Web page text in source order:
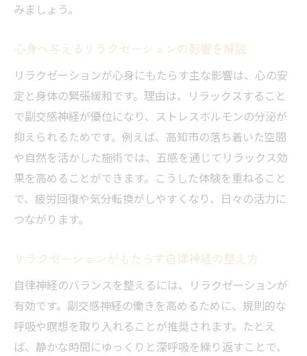
類
案
口コミで話題のリラクゼーション体験を紹
介
疲労回復へ導くセルフケアの方法を解説
疲労回復に役立つリラクゼーションセルフ
ケア
呼吸法や瞑想を活用したリラクゼーション
セルフマッサージによるリラクゼーション
効果
ストレッチとリラクゼーションの組み合わ
せ術
みましょう。
心身へ与えるリラクゼーションの影響を解説
リラクゼーションが心身にもたらす主な影響は、心の安
定と身体の緊張緩和です。理由は、リラックスすること
で副交感神経が優位になり、ストレスホルモンの分泌が
抑えられるためです。例えば、高知市の落ち着いた空間
や自然を活かした施術では、五感を通じてリラックス効
果を高めることができます。こうした体験を重ねること
で、疲労回復や気分転換がしやすくなり、日々の活力に
つながります。
リラクゼーションがもたらす自律神経の整え方
自律神経のバランスを整えるには、リラクゼーションが
有効です。副交感神経の働きを高めるために、規則的な
呼吸や瞑想を取り入れることが推奨されます。たとえ
ば、静かな時間にゆっくりと深呼吸を繰り返すことで、